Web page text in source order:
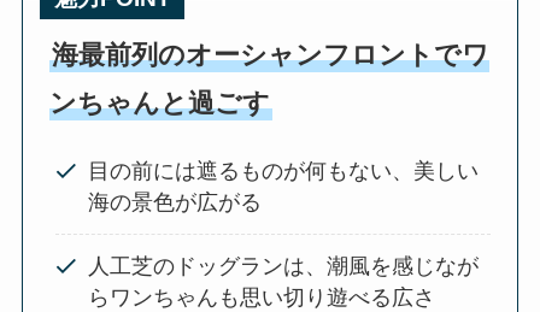
海最前列のオーシャンフロントでワ
ンちゃんと過ごす
目の前には遮るものが何もない、美しい
海の景色が広がる
人工芝のドッグランは、潮風を感じなが
らワンちゃんも思い切り遊べる広さ